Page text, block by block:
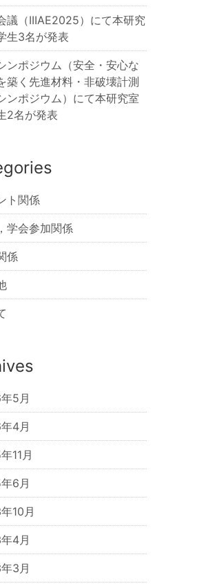
議（IIIAE2025）にて本研究
生3名が発表
ンポジウム（安全・安心な
築く先進材料・非破壊計測
ンポジウム）にて本研究室
2名が発表
ト関係
学会参加関係
係
5月
4月
11月
6月
10月
4月
3月